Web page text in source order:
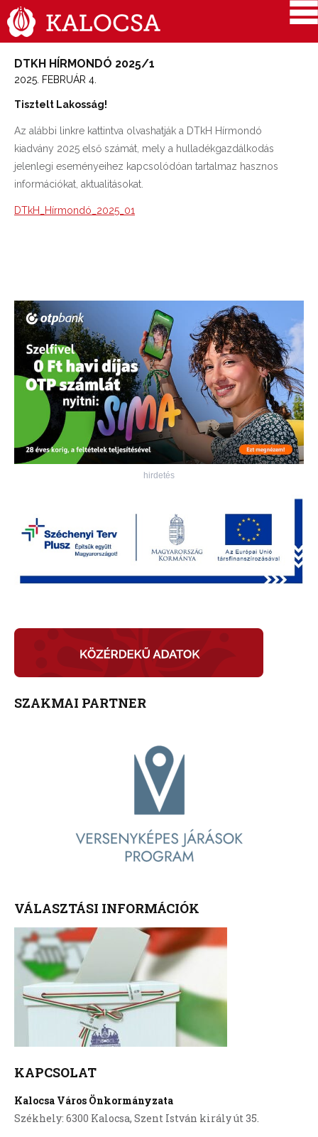
DTKH HÍRMONDÓ 2025/1
2025. FEBRUÁR 4.
Tisztelt Lakosság!
Az alábbi linkre kattintva olvashatják a DTkH Hírmondó
kiadvány 2025 első számát, mely a hulladékgazdálkodás
jelenlegi eseményeihez kapcsolódóan tartalmaz hasznos
információkat, aktualitásokat.
DTkH_Hírmondó_2025_01
hirdetés
SZAKMAI PARTNER
VÁLASZTÁSI INFORMÁCIÓK
KAPCSOLAT
Kalocsa Város Önkormányzata
Székhely: 6300 Kalocsa, Szent István király út 35.